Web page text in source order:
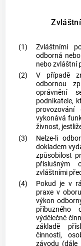
(1) Zvláštními
odborná
nebo zvláštní
(2)
V případě
odbornou
oprávnění
podnikatele,
vykonává
živnost,
(3)
Nelze-li
dokladem
způsobilost
příslušným
zvláštními
(4)
Pokud je v
praxe v
výkon
příbuzného
výdělečně
základě
činnosti,
závodu (dále